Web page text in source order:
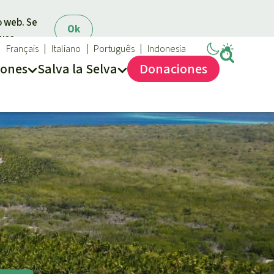
Ok
Se
Salva la Selva
Salva la Selva
Acerca de Salva la Selva
40 años Salva la Selva
En los Medios
FAQ
Transparencia
Contacto
Français Italiano Português Indonesia
Donaciones
Combatir y prevenir los